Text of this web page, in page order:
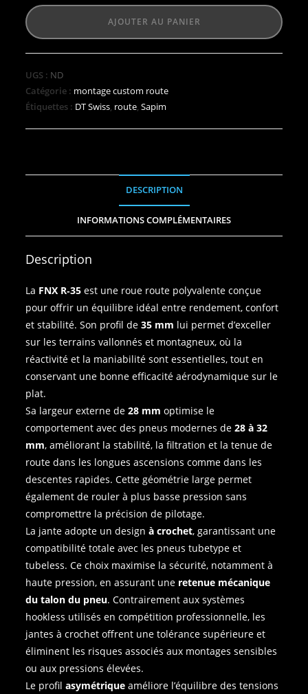
AJOUTER AU PANIER
UGS : ND
Catégorie : montage custom route
Étiquettes : DT Swiss, route,Sapim
DESCRIPTION
INFORMATIONS COMPLÉMENTAIRES
Description
La FNX R‑35 est une roue route polyvalente conçue
pour offrir un équilibre idéal entre rendement, confort
et stabilité. Son profil de35 mm lui permet d’exceller
sur les terrains vallonnés et montagneux, où la
réactivité et la maniabilité sont essentielles, tout en
conservant une bonne efficacité aérodynamique sur le
plat.
Sa largeur externe de28 mm optimise le
comportement avec des pneus modernes de28 à 32
mm, améliorant la stabilité, la filtration et la tenue de
route dans les longues ascensions comme dans les
descentes rapides. Cette géométrie large permet
également de rouler à plus basse pression sans
compromettre la précision de pilotage.
La jante adopte un designà crochet, garantissant une
compatibilité totale avec les pneus tubetype et
tubeless. Ce choix maximise la sécurité, notamment à
haute pression, en assurant une retenue mécanique
du talon du pneu. Contrairement aux systèmes
hookless utilisés en compétition professionnelle, les
jantes à crochet offrent une tolérance supérieure et
éliminent les risques associés aux montages sensibles
ou aux pressions élevées.
Le profilasymétrique améliore l’équilibre des tensions